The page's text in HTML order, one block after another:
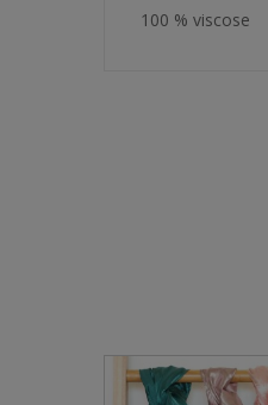
100 % viscose